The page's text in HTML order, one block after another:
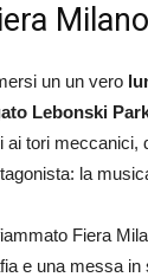
un un vero
Lebonski
tori meccanici,
la
Fiera
e una messa in